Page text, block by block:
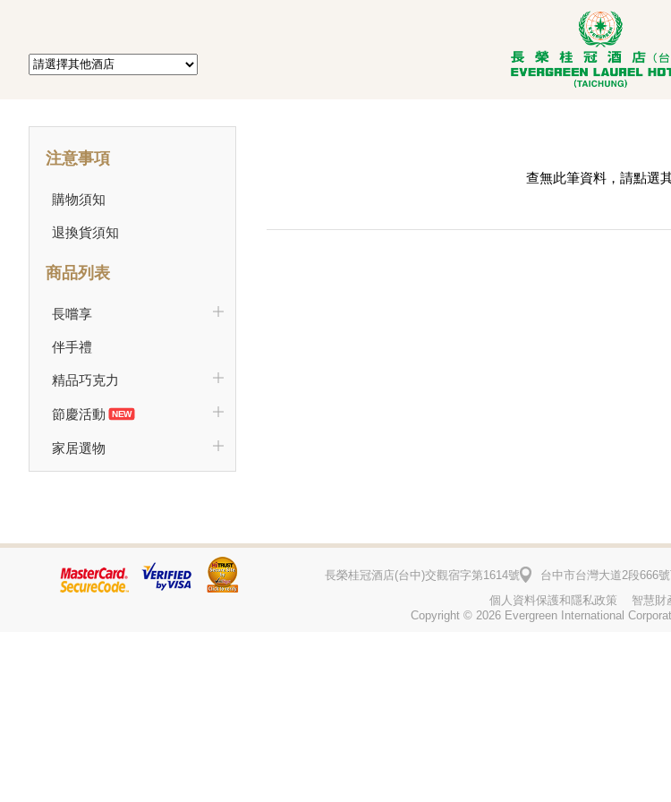
注意事項
購物須知
退換貨須知
商品列表
長嚐享
伴手禮
精品巧克力
節慶活動
家居選物
查無此筆資料，請點選
長榮桂冠酒店(台中)交觀宿字第1614號 台中市台灣大道2段666號
個人資料保護和隱私政策
智慧財
Copyright © 2026 Evergreen International